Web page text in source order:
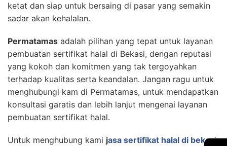
ketat dan siap untuk bersaing di pasar yang semakin
sadar akan kehalalan.
Permatamas adalah pilihan yang tepat untuk layanan
pembuatan sertifikat halal di Bekasi, dengan reputasi
yang kokoh dan komitmen yang tak tergoyahkan
terhadap kualitas serta keandalan. Jangan ragu untuk
menghubungi kam di Permatamas, untuk mendapatkan
konsultasi garatis dan lebih lanjut mengenai layanan
pembuatan sertifikat halal.
Untuk menghubung kami jasa sertifikat halal di bekasi